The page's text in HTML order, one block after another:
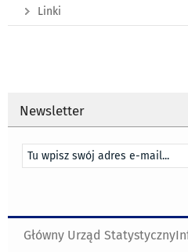
Linki
Newsletter
Główny Urząd Statystyczny